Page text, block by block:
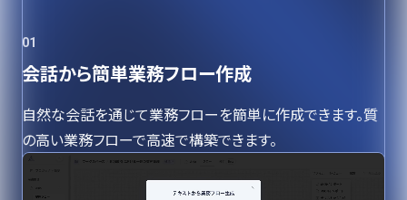
01
会話から簡単業務フロー作成
自然な会話を通じて業務フローを簡単に作成できます。質
の高い業務フローで高速で構築できます。